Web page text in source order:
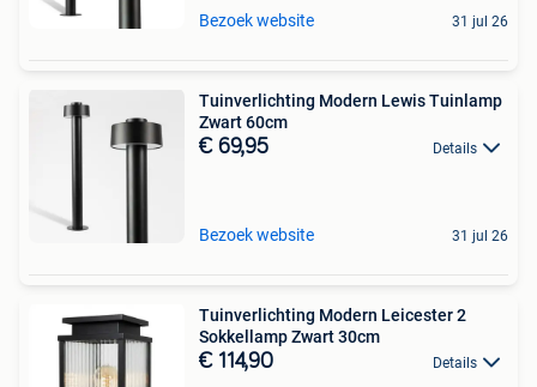
Bezoek website 31 jul 26
Tuinverlichting Modern Lewis Tuinlamp
Zwart 60cm
€ 69,95 Details
Bezoek website 31 jul 26
Tuinverlichting Modern Leicester 2
Sokkellamp Zwart 30cm
€ 114,90 Details